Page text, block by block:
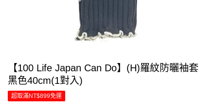
【100 Life Japan Can Do】(H)羅紋防曬袖套
黑色40cm(1對入)
超取滿NT$899免運